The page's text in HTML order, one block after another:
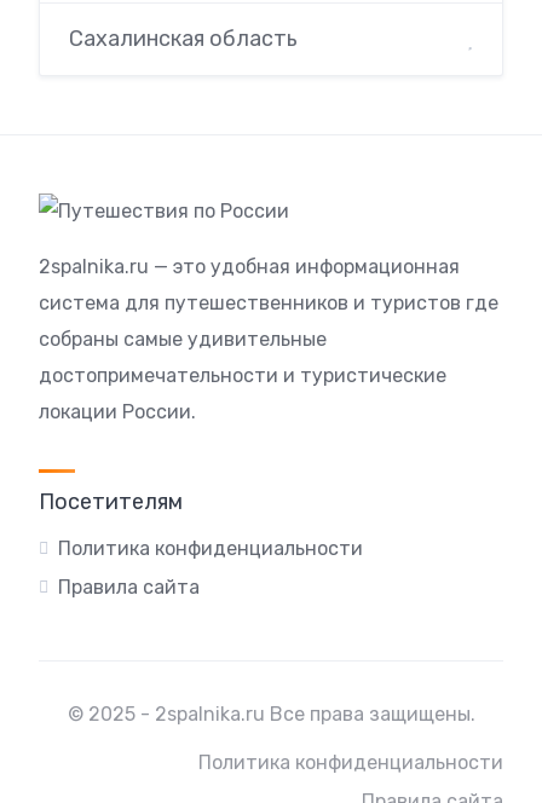
Сахалинская область
2spalnika.ru — это удобная информационная
система для путешественников и туристов где
собраны самые удивительные
достопримечательности и туристические
локации России.
Посетителям
Политика конфиденциальности
Правила сайта
© 2025 - 2spalnika.ru Все права защищены.
Политика конфиденциальности